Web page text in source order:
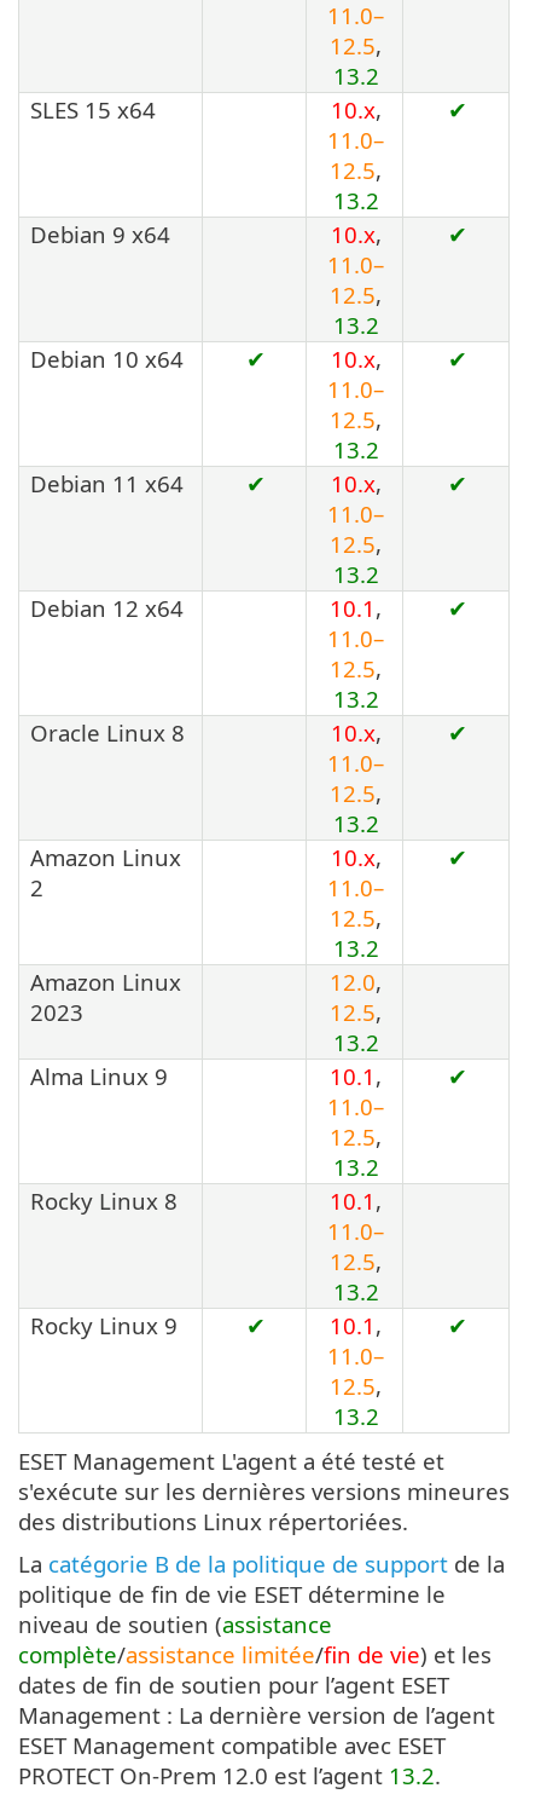
11.0–
12.5,
13.2
SLES 15 x64
10.x,
11.0–
12.5,
13.2
✔
Debian 9 x64 10.x,
11.0–
12.5,
13.2
✔
Debian 10 x64 ✔ 10.x,
11.0–
12.5,
13.2
✔
Debian 11 x64 ✔ 10.x,
11.0–
12.5,
13.2
✔
Debian 12 x64 10.1 ,
11.0–
12.5,
13.2
✔
Oracle Linux 8 10.x,
11.0–
12.5,
13.2
✔
Amazon Linux
2
10.x,
11.0–
12.5,
13.2
✔
Amazon Linux
2023
12.0,
12.5,
13.2
Alma Linux 9
10.1 ,
11.0–
12.5,
13.2
✔
Rocky Linux 8 10.1 ,
11.0–
12.5,
13.2
Rocky Linux 9
✔ 10.1 ,
11.0–
12.5,
13.2
✔
ESET Management L'agent a été testé et
s'exécute sur les dernières versions mineures
des distributions Linux répertoriées.
La catégorie B de la politique de support de la
politique de fin de vie ESET détermine le
niveau de soutien (assistance
complète/assistance limitée/fin de vie) et les
dates de fin de soutien pour l’agent ESET
Management : La dernière version de l’agent
ESET Management compatible avec ESET
PROTECT On-Prem 12.0 est l’agent 13.2.